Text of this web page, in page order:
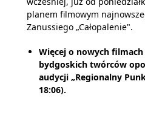
planem filmowym
Zanussiego „Całopalenie".
Więcej o nowych
bydgoskich twórców
audycji „Regionalny
18:06).